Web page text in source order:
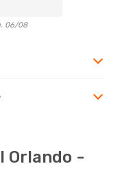
06/08
Orlando -